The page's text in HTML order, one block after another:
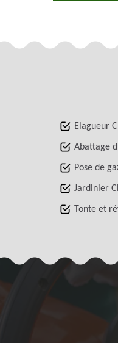
Elagueur
Abattage
Pose de
Jardinier
Tonte et